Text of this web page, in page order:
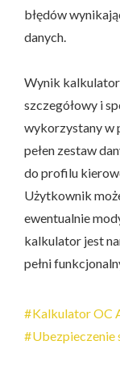
błędów
danych.
Wynik
szczegółowy i
wykorzystany w
pełen zestaw
do profilu
Użytkownik
ewentualnie
kalkulator jest
pełni
Kalkulator OC
Ubezpieczenie